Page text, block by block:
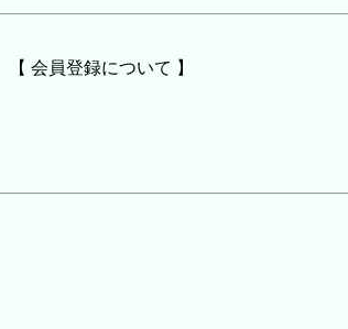
【 会員登録について 】